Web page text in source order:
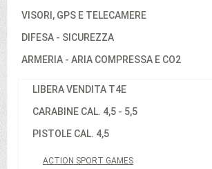
VISORI, GPS E TELECAMERE
DIFESA - SICUREZZA
ARMERIA - ARIA COMPRESSA E CO2
LIBERA VENDITA T4E
CARABINE CAL. 4,5 - 5,5
PISTOLE CAL. 4,5
ACTION SPORT GAMES